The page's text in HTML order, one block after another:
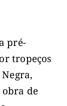
pré-
tropeços
de